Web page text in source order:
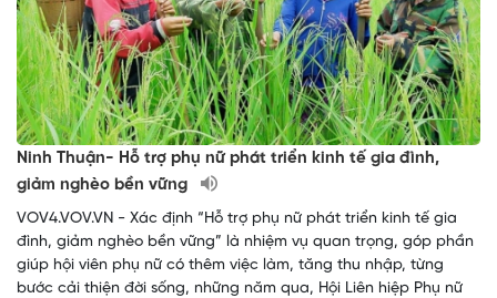
Ninh Thuận- Hỗ trợ phụ nữ phát triển kinh tế gia đình,
giảm nghèo bền vững
VOV4.VOV.VN - Xác định “Hỗ trợ phụ nữ phát triển kinh tế gia
đình, giảm nghèo bền vững” là nhiệm vụ quan trọng, góp phần
giúp hội viên phụ nữ có thêm việc làm, tăng thu nhập, từng
bước cải thiện đời sống, những năm qua, Hội Liên hiệp Phụ nữ